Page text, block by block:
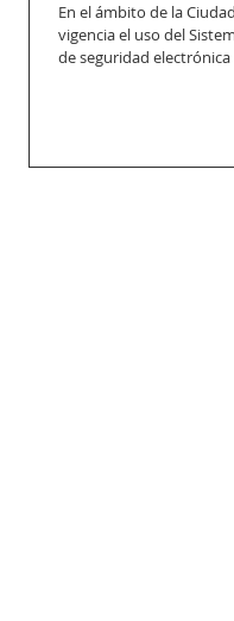
En el ámbito de la
vigencia el uso del
de seguridad electrónica